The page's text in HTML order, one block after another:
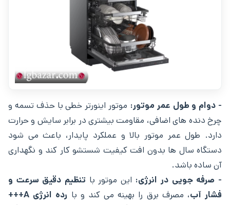
- دوام و طول عمر موتور: موتور اینورتر خطی با حذف تسمه و
چرخ ‌دنده‌ های اضافی، مقاومت بیشتری در برابر سایش و حرارت
دارد. طول عمر موتور بالا و عملکرد پایدار، باعث می ‌شود
دستگاه سال‌ ها بدون افت کیفیت شستشو کار کند و نگهداری
آن ساده باشد.
- صرفه ‌جویی در انرژی: این موتور با تنظیم دقیق سرعت و
فشار آب، مصرف برق را بهینه می‌ کند و با رده انرژی A+++